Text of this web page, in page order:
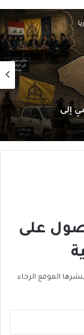
إلى
على
الموقع الرجاء